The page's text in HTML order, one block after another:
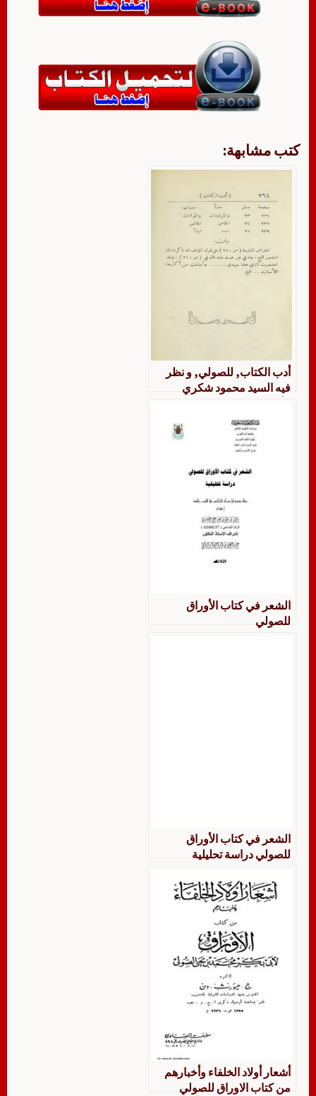
كتب مشابهة:
أدب الكتاب, للصولي, و نظر
فيه السيد محمود شكري
الشعر في كتاب الأوراق
للصولي
الشعر في كتاب الأوراق
للصولي دراسة تحليلية
أشعار أولاد الخلفاء وأخبارهم
من كتاب الاوراق للصولي